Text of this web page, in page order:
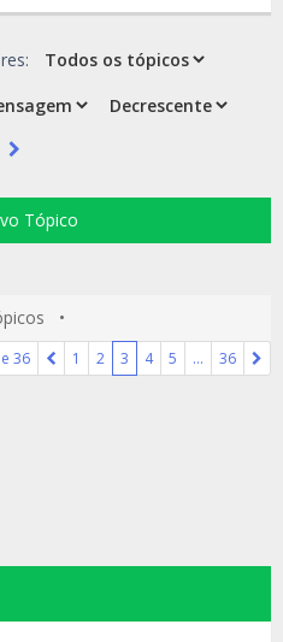
Tópico
•
36 1 2 3 4 5 … 36